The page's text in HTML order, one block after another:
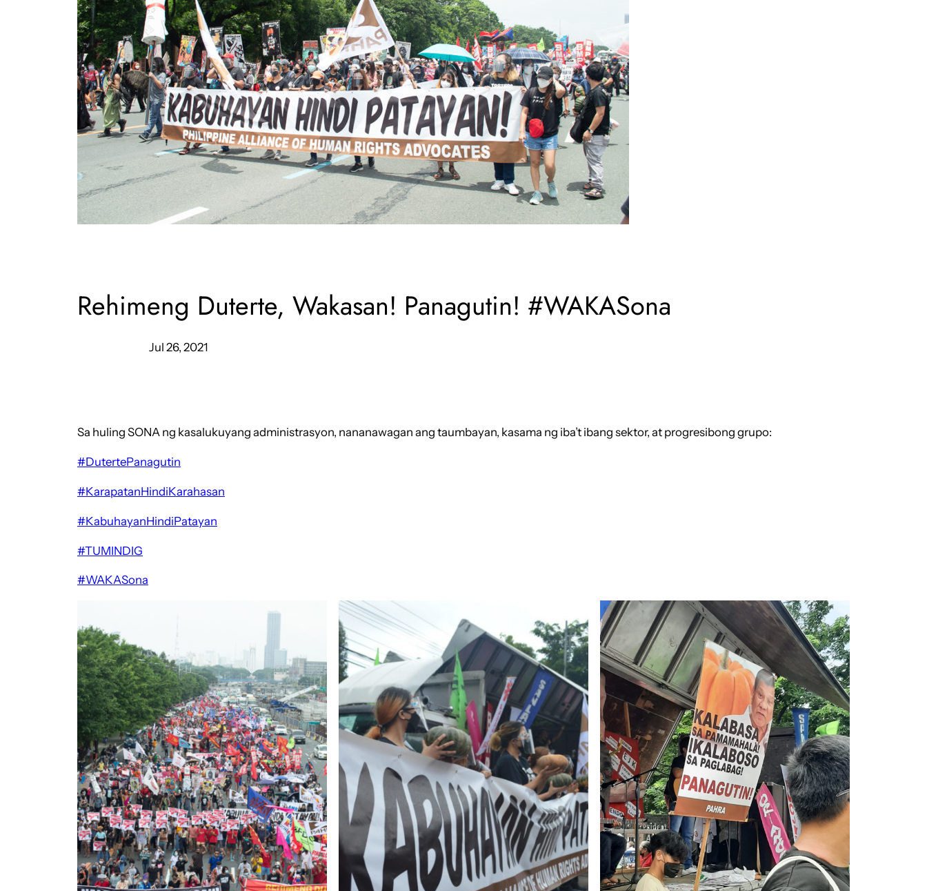
Rehimeng Duterte, Wakasan! Panagutin! #WAKASona
Jul 26, 2021
Sa huling SONA ng kasalukuyang administrasyon, nananawagan ang taumbayan, kasama ng iba’t ibang sektor, at progresibong grupo:
#DutertePanagutin
#KarapatanHindiKarahasan
#KabuhayanHindiPatayan
#TUMINDIG
#WAKASona